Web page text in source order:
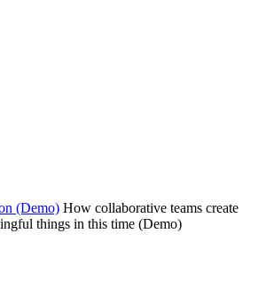
(Demo) How collaborative teams create
things in this time (Demo)